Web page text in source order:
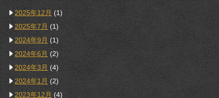
2025年12月 (1)
2025年7月 (1)
2024年9月 (1)
2024年6月 (2)
2024年3月 (4)
2024年1月 (2)
2023年12月 (4)